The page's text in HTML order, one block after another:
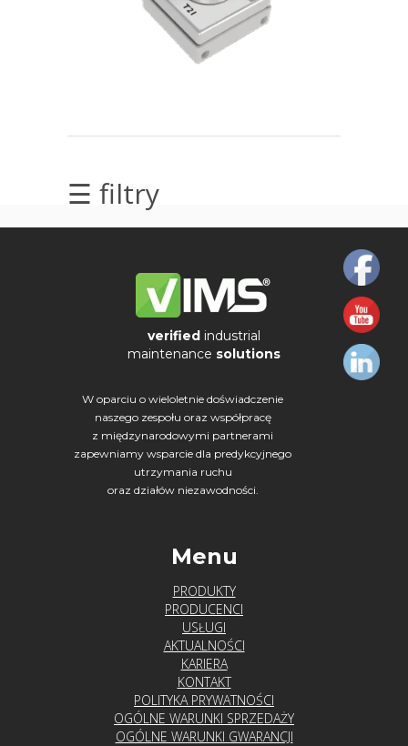
☰ filtry
Ultradźwięki
Usługi
verified industrial
maintenance solutions
W oparciu o wieloletnie doświadczenie
naszego zespołu oraz współpracę
z międzynarodowymi partnerami
zapewniamy wsparcie dla predykcyjnego
utrzymania ruchu
oraz działów niezawodności.
Menu
PRODUKTY
PRODUCENCI
USŁUGI
AKTUALNOŚCI
KARIERA
KONTAKT
POLITYKA PRYWATNOŚCI
OGÓLNE WARUNKI SPRZEDAŻY
OGÓLNE WARUNKI GWARANCJI